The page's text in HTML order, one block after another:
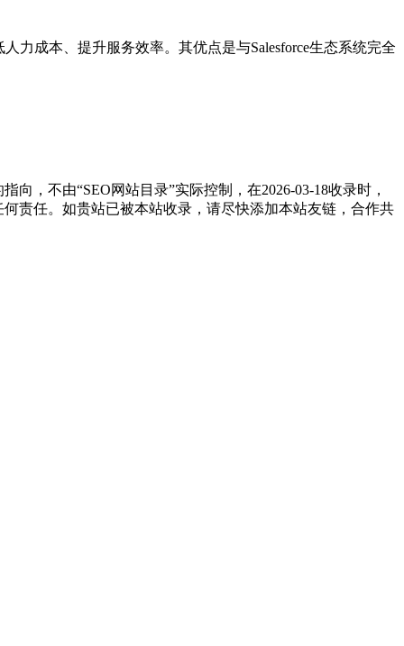
力成本、提升服务效率。其优点是与Salesforce生态系统完全
，不由“SEO网站目录”实际控制，在2026-03-18收录时，
责任。如贵站已被本站收录，请尽快添加本站友链，合作共